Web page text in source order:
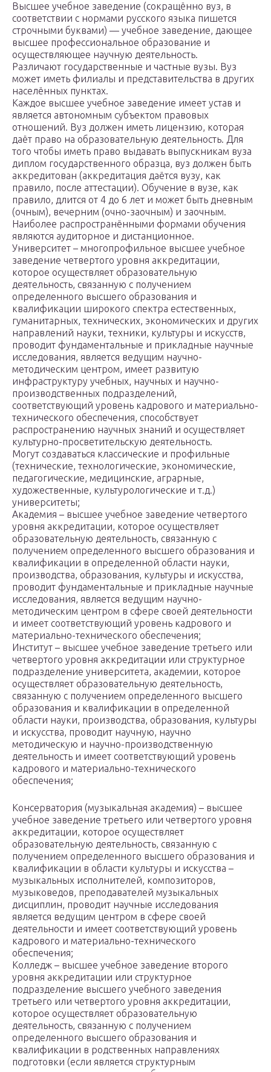
Высшее учебное заведение (сокращённо вуз, в
соответствии с нормами русского языка пишется
строчными буквами) — учебное заведение, дающее
высшее профессиональное образование и
осуществляющее научную деятельность.
Различают государственные и частные вузы. Вуз
может иметь филиалы и представительства в других
населённых пунктах.
Каждое высшее учебное заведение имеет устав и
является автономным субъектом правовых
отношений. Вуз должен иметь лицензию, которая
даёт право на образовательную деятельность. Для
того чтобы иметь право выдавать выпускникам вуза
диплом государственного образца, вуз должен быть
аккредитован (аккредитация даётся вузу, как
правило, после аттестации). Обучение в вузе, как
правило, длится от 4 до 6 лет и может быть дневным
(очным), вечерним (очно-заочным) и заочным.
Наиболее распространёнными формами обучения
являются аудиторное и дистанционное.
Университет – многопрофильное высшее учебное
заведение четвертого уровня аккредитации,
которое осуществляет образовательную
деятельность, связанную с получением
определенного высшего образования и
квалификации широкого спектра естественных,
гуманитарных, технических, экономических и других
направлений науки, техники, культуры и искусств,
проводит фундаментальные и прикладные научные
исследования, является ведущим научно-
методическим центром, имеет развитую
инфраструктуру учебных, научных и научно-
производственных подразделений,
соответствующий уровень кадрового и материально-
технического обеспечения, способствует
распространению научных знаний и осуществляет
культурно-просветительскую деятельность.
Могут создаваться классические и профильные
(технические, технологические, экономические,
педагогические, медицинские, аграрные,
художественные, культурологические и т.д.)
университеты;
Академия – высшее учебное заведение четвертого
уровня аккредитации, которое осуществляет
образовательную деятельность, связанную с
получением определенного высшего образования и
квалификации в определенной области науки,
производства, образования, культуры и искусства,
проводит фундаментальные и прикладные научные
исследования, является ведущим научно-
методическим центром в сфере своей деятельности
и имеет соответствующий уровень кадрового и
материально-технического обеспечения;
Институт – высшее учебное заведение третьего или
четвертого уровня аккредитации или структурное
подразделение университета, академии, которое
осуществляет образовательную деятельность,
связанную с получением определенного высшего
образования и квалификации в определенной
области науки, производства, образования, культуры
и искусства, проводит научную, научно
методическую и научно-производственную
деятельность и имеет соответствующий уровень
кадрового и материально-технического
обеспечения;
Консерватория (музыкальная академия) – высшее
учебное заведение третьего или четвертого уровня
аккредитации, которое осуществляет
образовательную деятельность, связанную с
получением определенного высшего образования и
квалификации в области культуры и искусства –
музыкальных исполнителей, композиторов,
музыковедов, преподавателей музыкальных
дисциплин, проводит научные исследования
является ведущим центром в сфере своей
деятельности и имеет соответствующий уровень
кадрового и материально-технического
обеспечения;
Колледж – высшее учебное заведение второго
уровня аккредитации или структурное
подразделение высшего учебного заведения
третьего или четвертого уровня аккредитации,
которое осуществляет образовательную
деятельность, связанную с получением
определенного высшего образования и
квалификации в родственных направлениях
подготовки (если является структурным